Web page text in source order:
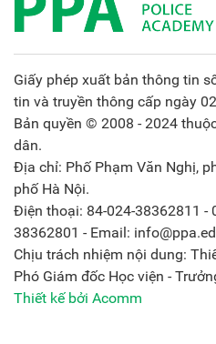
Giấy phép xuất bản thông tin
tin và truyền thông cấp ngày
Bản quyền © 2008 - 2024
dân.
Địa chỉ: Phố Phạm Văn Nghị,
phố Hà Nội.
Điện thoại: 84-024-38362811 -
38362801 - Email:
Chịu trách nhiệm nội dung:
Phó Giám đốc Học viện -
Thiết kế bởi Acomm